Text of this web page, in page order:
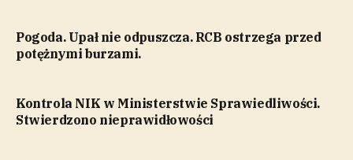
Pogoda. Upał nie odpuszcza. RCB ostrzega przed
potężnymi burzami.
Kontrola NIK w Ministerstwie Sprawiedliwości.
Stwierdzono nieprawidłowości